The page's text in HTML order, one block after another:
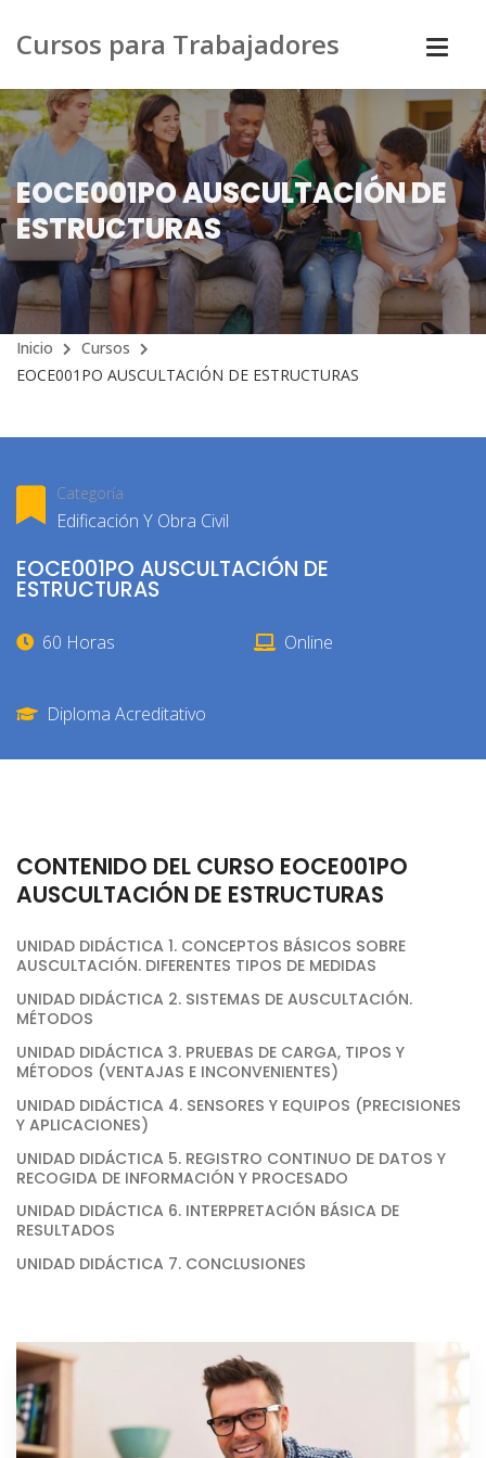
Cursos para Trabajadores
EOCE001PO AUSCULTACIÓN DE
ESTRUCTURAS
Inicio
Cursos
EOCE001PO AUSCULTACIÓN DE ESTRUCTURAS
Categoría
Edificación Y Obra Civil
EOCE001PO AUSCULTACIÓN DE
ESTRUCTURAS
60 Horas Online
Diploma Acreditativo
CONTENIDO DEL CURSO EOCE001PO
AUSCULTACIÓN DE ESTRUCTURAS
UNIDAD DIDÁCTICA 1. CONCEPTOS BÁSICOS SOBRE
AUSCULTACIÓN. DIFERENTES TIPOS DE MEDIDAS
UNIDAD DIDÁCTICA 2. SISTEMAS DE AUSCULTACIÓN.
MÉTODOS
UNIDAD DIDÁCTICA 3. PRUEBAS DE CARGA, TIPOS Y
MÉTODOS (VENTAJAS E INCONVENIENTES)
UNIDAD DIDÁCTICA 4. SENSORES Y EQUIPOS (PRECISIONES
Y APLICACIONES)
UNIDAD DIDÁCTICA 5. REGISTRO CONTINUO DE DATOS Y
RECOGIDA DE INFORMACIÓN Y PROCESADO
UNIDAD DIDÁCTICA 6. INTERPRETACIÓN BÁSICA DE
RESULTADOS
UNIDAD DIDÁCTICA 7. CONCLUSIONES